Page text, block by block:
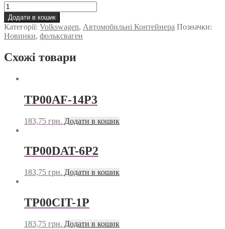
Оригинальный
Дистанционный
ключ
для
VOLKSWAGEN
2010-
кількість
Додати в кошик
Категорії: Volkswagen, Автомобильні Контейнера Позначки:
Новинки, фольксваген
Схожі товари
TP00AF-14P3
183,75 грн. Додати в кошик
TP00DAT-6P2
183,75 грн. Додати в кошик
TP00CIT-1P
183,75 грн. Додати в кошик